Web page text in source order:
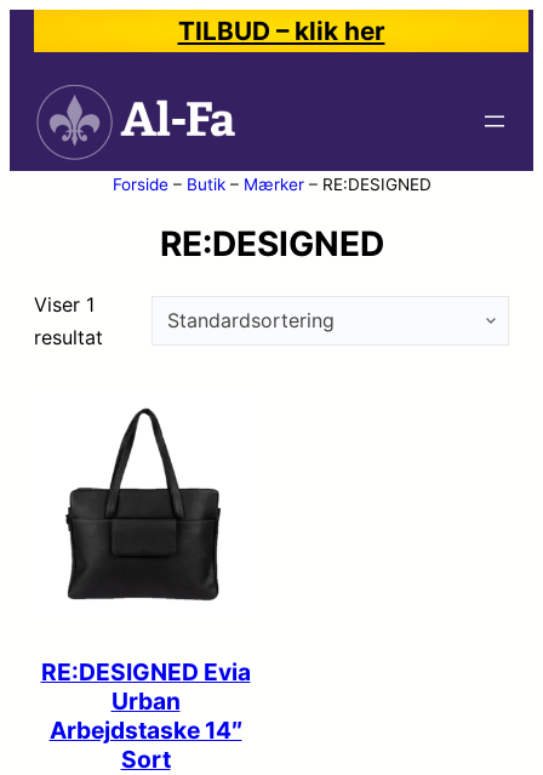
TILBUD – klik her
Forside– Butik– Mærker– RE:DESIGNED
RE:DESIGNED
Viser 1
resultat
RE:DESIGNED Evia
Urban
Arbejdstaske 14″
Sort